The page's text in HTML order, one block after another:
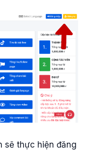
sẽ thực hiện đăng